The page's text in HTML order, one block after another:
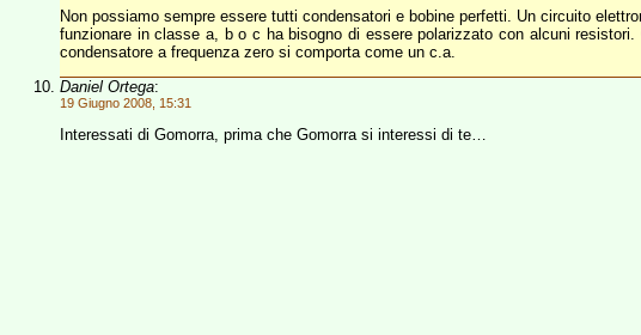
Non possiamo sempre essere tutti condensatori e bobine perfetti. Un circuito
funzionare in classe a, b o c ha bisogno di essere polarizzato con alcuni
condensatore a frequenza zero si comporta come un c.a.
Daniel Ortega:
19 Giugno 2008, 15:31
Interessati di Gomorra, prima che Gomorra si interessi di te…